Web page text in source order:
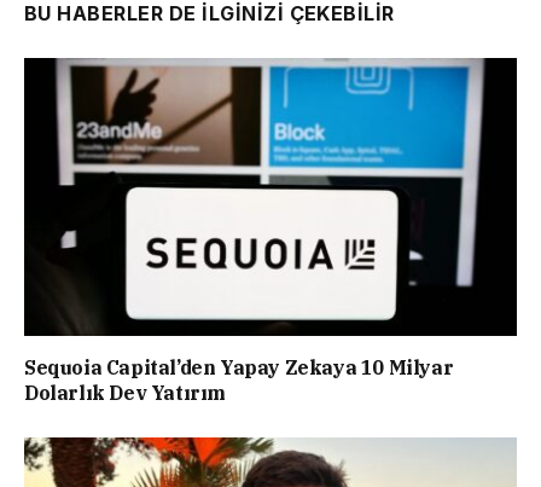
BU HABERLER DE İLGİNİZİ ÇEKEBİLİR
Sequoia Capital’den Yapay Zekaya 10 Milyar
Dolarlık Dev Yatırım